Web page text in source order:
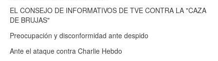
EL CONSEJO DE INFORMATIVOS DE TVE CONTRA LA "CAZA
DE BRUJAS"
Preocupación y disconformidad ante despido
Ante el ataque contra Charlie Hebdo